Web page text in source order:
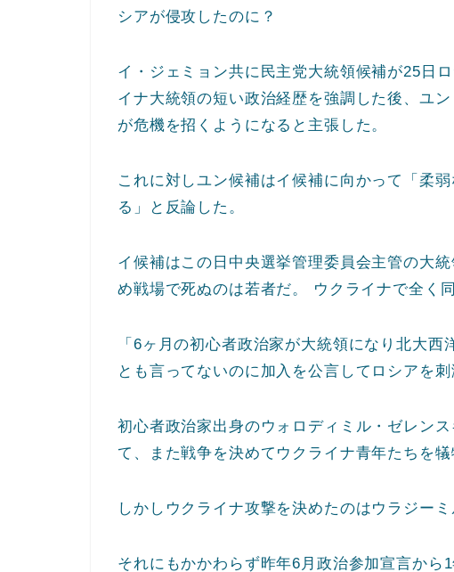
シアが侵攻したのに？
イ・ジェミョン共に民主党大統領候補が25日
イナ大統領の短い政治経歴を強調した後、ユ
が危機を招くようになると主張した。
これに対しユン候補はイ候補に向かって「柔
る」と反論した。
イ候補はこの日中央選挙管理委員会主管の大
め戦場で死ぬのは若者だ。 ウクライナで全く
「6ヶ月の初心者政治家が大統領になり北大
とも言ってないのに加入を公言してロシアを
初心者政治家出身のウォロディミル・ゼレン
て、また戦争を決めてウクライナ青年たちを犠
しかしウクライナ攻撃を決めたのはウラジー
それにもかかわらず昨年6月政治参加宣言から